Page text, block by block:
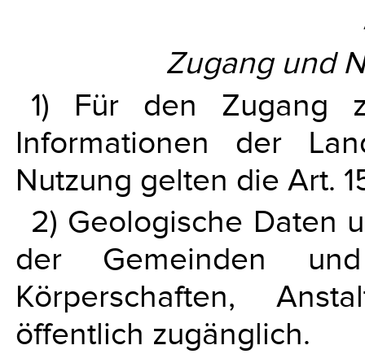
Zugang und
1) Für den Zugang
Informationen der
Nutzung gelten die Art.
2) Geologische Daten
der Gemeinden
Körperschaften,
öffentlich zugänglich.